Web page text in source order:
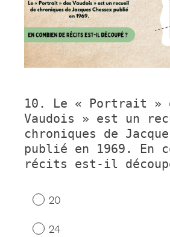
Question
Title
10 .
Le « Portrait »
Vaudois » est un
chroniques de
publié en 1969. En
récits est-il
20
24